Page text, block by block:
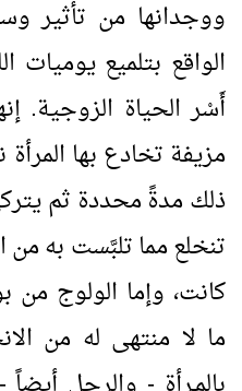
ووجدانها من تأثير
الواقع بتلميع
أَسْر الحياة الزوجية.
مزيفة تخادع بها
ذلك مدةً محددة ثم
تنخلع مما تلبَّست به من
كانت، وإما الولوج من
ما لا منتهى له من